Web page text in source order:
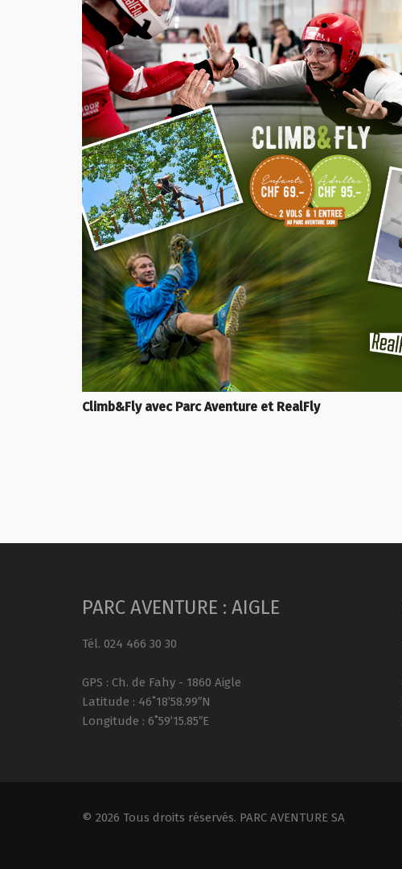
Climb&Fly avec Parc Aventure et RealFly
PARC AVENTURE : AIGLE
Tél. 024 466 30 30
GPS : Ch. de Fahy - 1860 Aigle
Latitude : 46˚18’58.99″N
Longitude : 6˚59’15.85″E
© 2026 Tous droits réservés. PARC AVENTURE SA